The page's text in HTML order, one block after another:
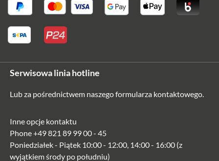
Serwisowa linia hotline
Lub za pośrednictwem naszegoformularza kontaktowego.
Inne opcje kontaktu
Phone+49 821 89 99 00 - 45
Poniedziałek - Piątek 10:00 - 12:00, 14:00 - 16:00 (z
wyjątkiem środy po południu)